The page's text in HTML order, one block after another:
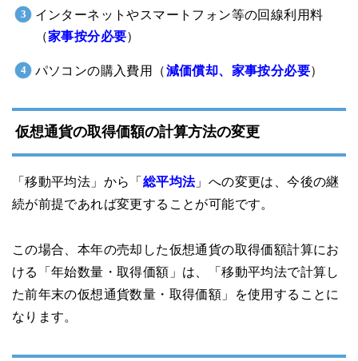
インターネットやスマートフォン等の回線利用料
（家事按分必要）
パソコンの購入費用（減価償却、家事按分必要）
仮想通貨の取得価額の計算方法の変更
「移動平均法」から「 総平均法」への変更は、今後の継
続が前提であれば変更することが可能です。
この場合、本年の売却した仮想通貨の取得価額計算にお
ける「年始数量・取得価額」は、「移動平均法で計算し
た前年末の仮想通貨数量・取得価額」を使用することに
なります。